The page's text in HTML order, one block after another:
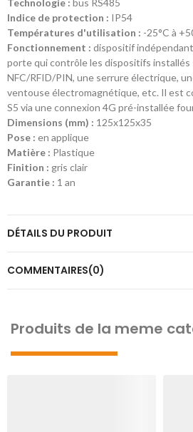
Technologie : bus RS485
Indice de protection : IP54
Températures d'utilisation : -25°C à
Fonctionnement : dispositif
porte qui contrôle les dispositifs installés
NFC/RFID/PIN, une serrure électrique,
ventouse électromagnétique, etc. Il est
S5 via une connexion 4G pré-installée
Dimensions (mm) : 125x125x35
Pose : en applique
Matière : Plastique
Finition : gris clair
Garantie : 1 an
DÉTAILS DU PRODUIT
COMMENTAIRES(0)
Produits de la meme